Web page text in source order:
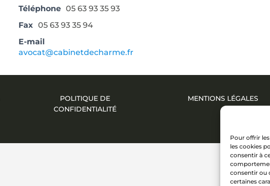
Pour offrir
les cookies
consentir à
consentir ou
certaines
Téléphone 05 63 93 35 93
Fax 05 63 93 35 94
E-mail
avocat@cabinetdecharme.fr
POLITIQUE DE
CONFIDENTIALITÉ
MENTIONS LÉGALES